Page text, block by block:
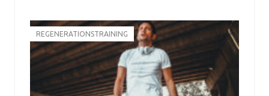
REGENERATIONSTRAINING